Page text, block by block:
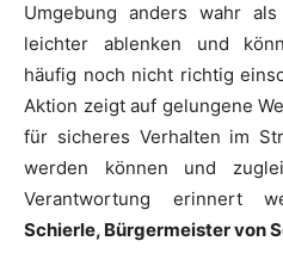
Umgebung anders wahr
leichter ablenken und
häufig noch nicht richtig
Aktion zeigt auf gelungene
für sicheres Verhalten im
werden können und
Verantwortung erinnert
Schierle, Bürgermeister von